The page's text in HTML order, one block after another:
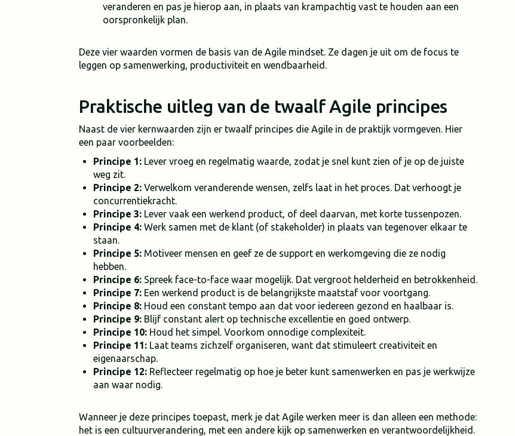
veranderen en pas je hierop aan, in plaats van krampachtig vast te houden aan een
oorspronkelijk plan.
Deze vier waarden vormen de basis van de Agile mindset. Ze dagen je uit om de focus te
leggen op samenwerking, productiviteit en wendbaarheid.
Praktische uitleg van de twaalf Agile principes
Naast de vier kernwaarden zijn er twaalf principes die Agile in de praktijk vormgeven. Hier
een paar voorbeelden:
Principe 1: Lever vroeg en regelmatig waarde, zodat je snel kunt zien of je op de juiste
weg zit.
Principe 2: Verwelkom veranderende wensen, zelfs laat in het proces. Dat verhoogt je
concurrentiekracht.
Principe 3: Lever vaak een werkend product, of deel daarvan, met korte tussenpozen.
Principe 4: Werk samen met de klant (of stakeholder) in plaats van tegenover elkaar te
staan.
Principe 5: Motiveer mensen en geef ze de support en werkomgeving die ze nodig
hebben.
Principe 6: Spreek face-to-face waar mogelijk. Dat vergroot helderheid en betrokkenheid.
Principe 7: Een werkend product is de belangrijkste maatstaf voor voortgang.
Principe 8: Houd een constant tempo aan dat voor iedereen gezond en haalbaar is.
Principe 9: Blijf constant alert op technische excellentie en goed ontwerp.
Principe 10: Houd het simpel. Voorkom onnodige complexiteit.
Principe 11: Laat teams zichzelf organiseren, want dat stimuleert creativiteit en
eigenaarschap.
Principe 12: Reflecteer regelmatig op hoe je beter kunt samenwerken en pas je werkwijze
aan waar nodig.
Wanneer je deze principes toepast, merk je dat Agile werken meer is dan alleen een methode:
het is een cultuurverandering, met een andere kijk op samenwerken en verantwoordelijkheid.